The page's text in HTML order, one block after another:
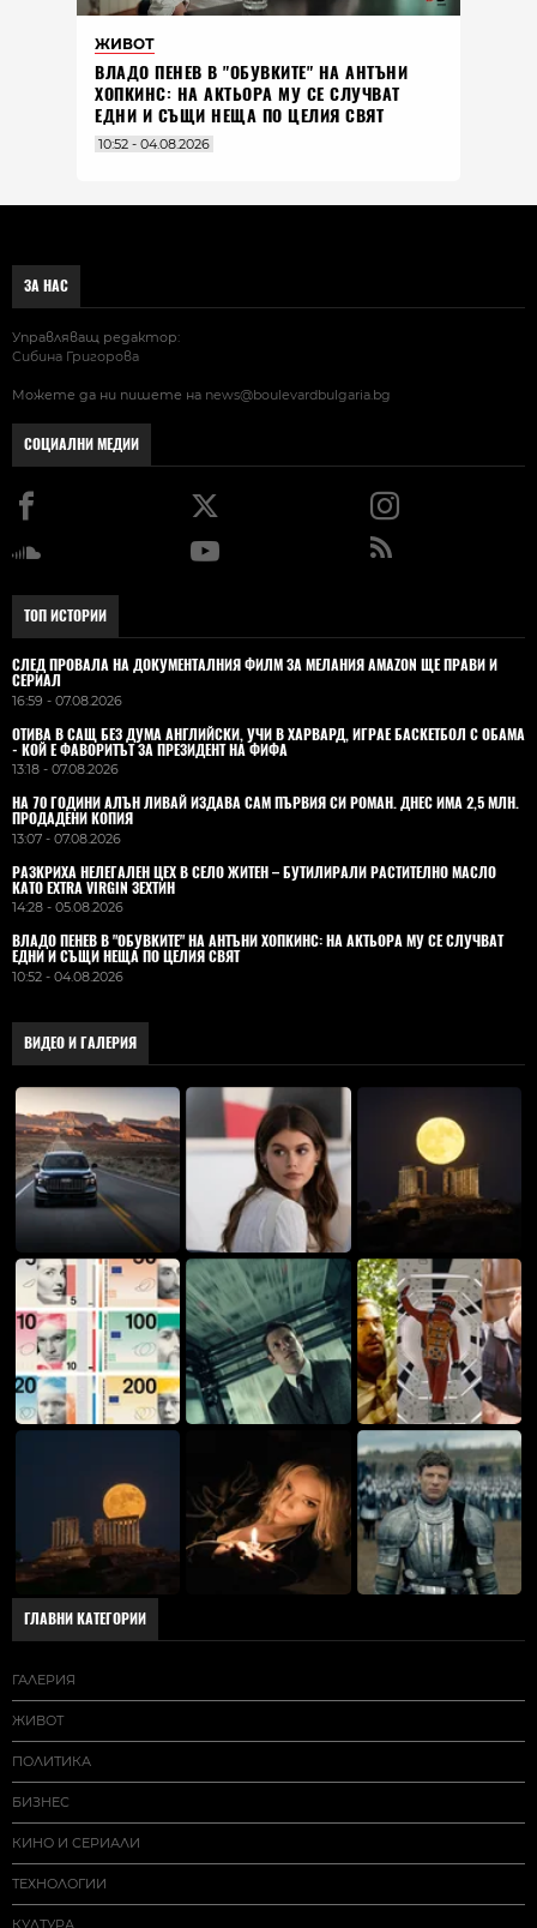
ЖИВОТ
ВЛАДO ПЕНЕВ В "ОБУВКИТЕ" НА АНТЪНИ
ХОПКИНС: НА АКТЬОРА МУ СЕ СЛУЧВАТ
ЕДНИ И СЪЩИ НЕЩА ПО ЦЕЛИЯ СВЯТ
10:52 - 04.08.2026
ЗА НАС
Управляващ редактор:
Сибина Григорова
Можете да ни пишете на news@boulevardbulgaria.bg
СОЦИАЛНИ МЕДИИ
ТОП ИСТОРИИ
СЛЕД ПРОВАЛА НА ДОКУМЕНТАЛНИЯ ФИЛМ ЗА МЕЛАНИЯ AMAZON ЩЕ ПРАВИ И
СЕРИАЛ
16:59 - 07.08.2026
ОТИВА В САЩ БЕЗ ДУМА АНГЛИЙСКИ, УЧИ В ХАРВАРД, ИГРАЕ БАСКЕТБОЛ С ОБАМА
- КОЙ Е ФАВОРИТЪТ ЗА ПРЕЗИДЕНТ НА ФИФА
13:18 - 07.08.2026
НА 70 ГОДИНИ АЛЪН ЛИВАЙ ИЗДАВА САМ ПЪРВИЯ СИ РОМАН. ДНЕС ИМА 2,5 МЛН.
ПРОДАДЕНИ КОПИЯ
13:07 - 07.08.2026
РАЗКРИХА НЕЛЕГАЛЕН ЦЕХ В СЕЛО ЖИТЕН – БУТИЛИРАЛИ РАСТИТЕЛНО МАСЛО
КАТО EXTRA VIRGIN ЗЕХТИН
14:28 - 05.08.2026
ВЛАДO ПЕНЕВ В "ОБУВКИТЕ" НА АНТЪНИ ХОПКИНС: НА АКТЬОРА МУ СЕ СЛУЧВАТ
ЕДНИ И СЪЩИ НЕЩА ПО ЦЕЛИЯ СВЯТ
10:52 - 04.08.2026
ВИДЕО И ГАЛЕРИЯ
ГЛАВНИ КАТЕГОРИИ
ГАЛЕРИЯ
ЖИВОТ
ПОЛИТИКА
БИЗНЕС
КИНО И СЕРИАЛИ
ТЕХНОЛОГИИ
КУЛТУРА